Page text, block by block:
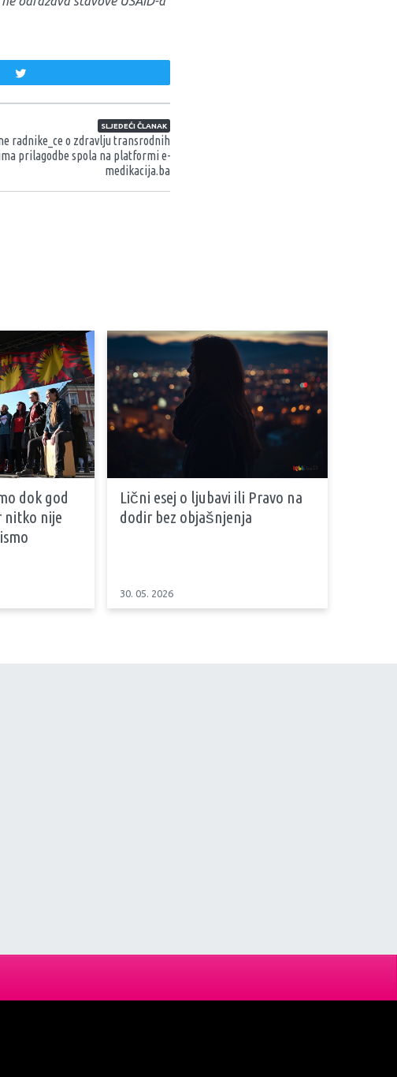
SLJEDEĆI ČLANAK
radnike_ce o zdravlju transrodnih
prilagodbe spola na platformi e-
medikacija.ba
dok god
nitko nije
Lični esej o ljubavi ili Pravo na
dodir bez objašnjenja
30. 05. 2026